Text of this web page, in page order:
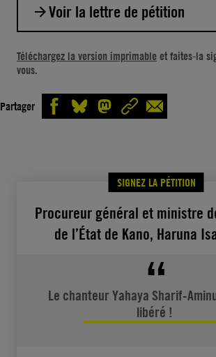
Voir la lettre de pétition
la Justice,
Le 10 août 2020, la haute cour
l’État de Kano a déclaré Yahaya
chanson jugée blasphématoire, et
2021, une haute cour de l’État de
annulé sa condamnation et
d’un nouveau procès en raison
En novembre 2022, un recours a
Téléchargez la version imprimable et faites-la
vous.
Partager
SIGNEZ LA PÉTITION
Procureur général et ministre
de l’État de Kano, Haruna
Le chanteur Yahaya Sharif-
libéré !